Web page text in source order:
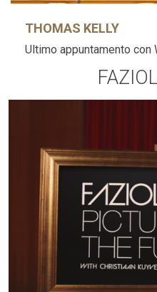
THOMAS KELLY
Ultimo appuntamento con